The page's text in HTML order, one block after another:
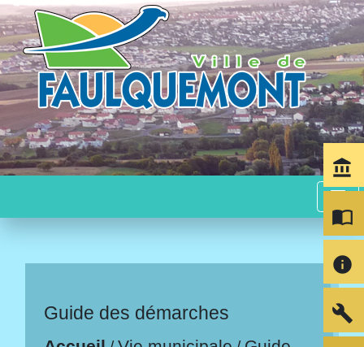
menu
Guide des démarches
account_balance
import_contacts
info
build